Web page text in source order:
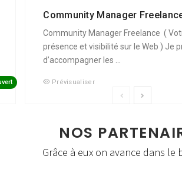
Community Manager
Community Manager Freelance (
présence et visibilité sur le Web ) Je
d’accompagner les ...
Prévisualiser
NOS
Grâce à eux on avance dans le